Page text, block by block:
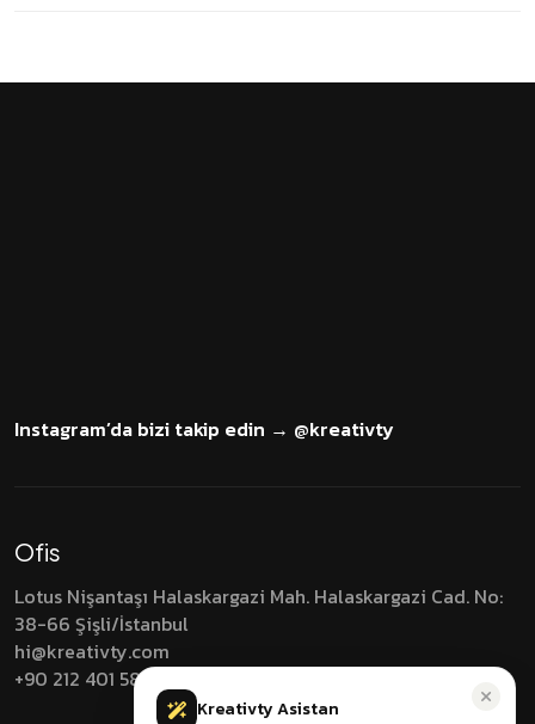
Instagram’da bizi takip edin → @kreativty
Ofis
Lotus Nişantaşı Halaskargazi Mah. Halaskargazi Cad. No:
38-66 Şişli/İstanbul
hi@kreativty.com
+90 212 401 5838
Kreativty Asistan